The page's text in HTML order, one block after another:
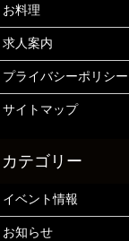
お料理
求人案内
プライバシーポリシー
サイトマップ
イベント情報
お知らせ